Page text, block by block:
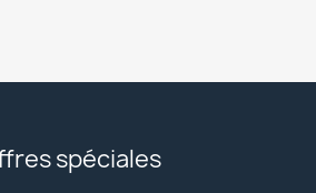
spéciales